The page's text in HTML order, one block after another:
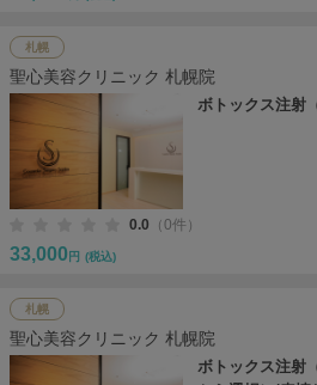
札幌
聖心美容クリニック 札幌院
ボトックス注射
0.0 （0件）
33,000 円 (税込)
札幌
聖心美容クリニック 札幌院
ボトックス注射